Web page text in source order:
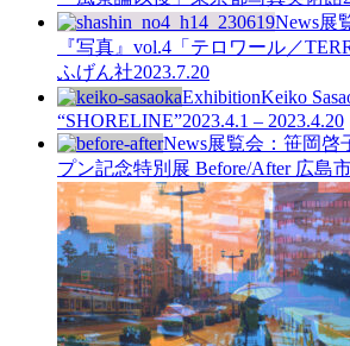
News展
『写真』vol.4「テロワール／
ふげん社2023.7.20
ExhibitionKeiko
“SHORELINE”2023.4.1 – 2023.4.20
News展覧会：笹岡啓
プン記念特別展 Before/After 広島